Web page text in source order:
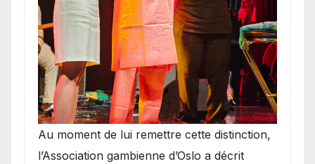
​Au moment de lui remettre cette distinction,
l’Association gambienne d’Oslo a décrit